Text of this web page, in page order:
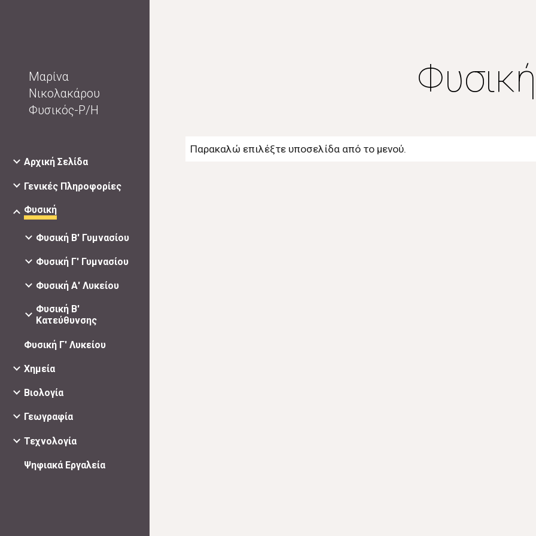
Μαρίνα
Νικολακάρου
Φυσικός-Ρ/Η
Αρχική Σελίδα
Γενικές Πληροφορίες
Φυσική
Φυσική Β' Γυμνασίου
Φυσική Γ' Γυμνασίου
Φυσική Α' Λυκείου
Φυσική Β'
Κατεύθυνσης
Φυσική Γ' Λυκείου
Χημεία
Βιολογία
Γεωγραφία
Τεχνολογία
Ψηφιακά Εργαλεία
Φυσική
Παρακαλώ επιλέξτε υποσελίδα από το μενού.